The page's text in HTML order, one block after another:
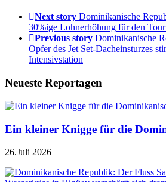
Next story Dominikanische
30%ige Lohnerhöhung für den
Previous story Dominikanische
Opfer des Jet Set-Dacheinsturzes
Intensivstation
Neueste Reportagen
Ein kleiner Knigge für die
26.Juli 2026